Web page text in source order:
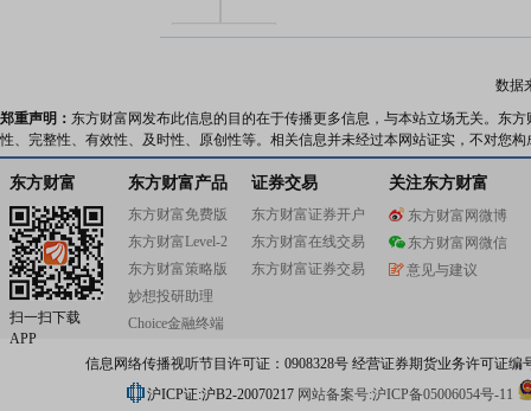
2026-07-03
减持18万股
公告：2026年07月03日发布《
2026-07-02
价格涨幅偏离值累计达到30%的
《
2026年第二季度自主行权结果暨
数据
郑重声明： 东方财富网发布此信息的目的在于传播更多信息，与本站立场无关。东
性、完整性、有效性、及时性、原创性等。相关信息并未经过本网站证实，不对您
东方财富
扫一扫下载
APP
东方财富产品
东方财富免费版
东方财富Level-2
东方财富策略版
妙想投研助理
Choice金融终端
证券交易
东方财富证券开户
东方财富在线交易
东方财富证券交易
关注东方财富
东方财富网微博
东方财富网微信
意见与建议
信息网络传播视听节目许可证：0908328号 经营证券期货业务许可证编
沪ICP证:沪B2-20070217 网站备案号:沪ICP备05006054号-11